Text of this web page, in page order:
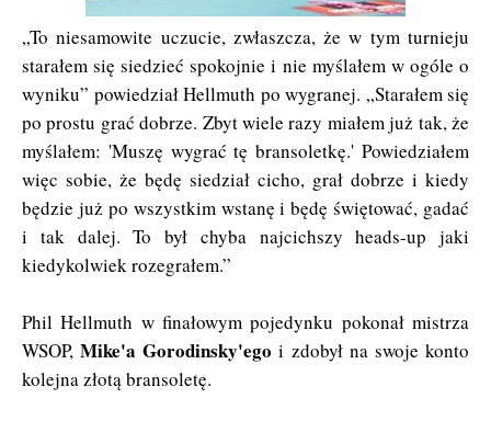
„To niesamowite uczucie, zwłaszcza, że w tym turnieju
starałem się siedzieć spokojnie i nie myślałem w ogóle o
wyniku” powiedział Hellmuth po wygranej. „Starałem się
po prostu grać dobrze. Zbyt wiele razy miałem już tak, że
myślałem: 'Muszę wygrać tę bransoletkę.' Powiedziałem
więc sobie, że będę siedział cicho, grał dobrze i kiedy
będzie już po wszystkim wstanę i będę świętować, gadać
i tak dalej. To był chyba najcichszy heads-up jaki
kiedykolwiek rozegrałem.”
Phil Hellmuth w finałowym pojedynku pokonał mistrza
WSOP,Mike'a Gorodinsky'ego i zdobył na swoje konto
kolejna złotą bransoletę.